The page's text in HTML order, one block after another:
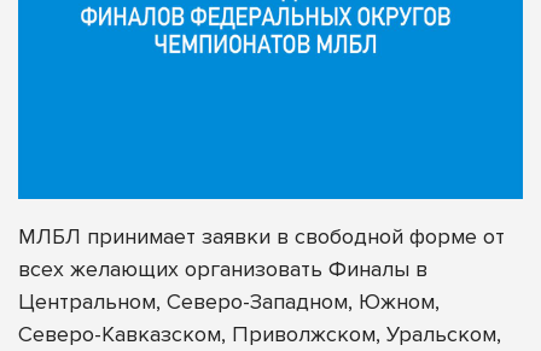
МЛБЛ принимает заявки в свободной форме от
всех желающих организовать Финалы в
Центральном, Северо-Западном, Южном,
Северо-Кавказском, Приволжском, Уральском,